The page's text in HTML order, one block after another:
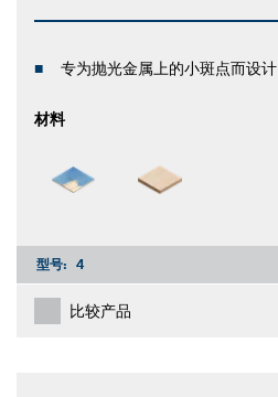
专为抛光金属上的小斑点而设计
材料
型号: 4
比较产品